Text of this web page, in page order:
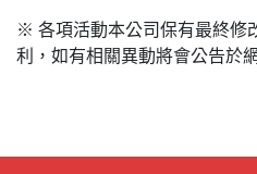
※ 各項活動本公司保有最終修
利，如有相關異動將會公告於